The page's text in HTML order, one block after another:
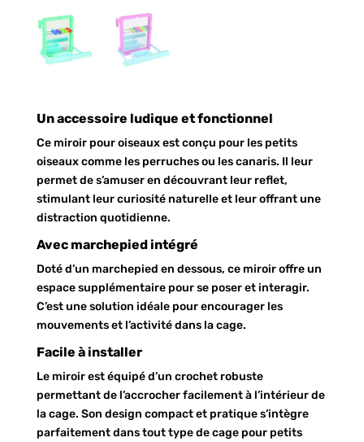
Un accessoire ludique et fonctionnel
Ce miroir pour oiseaux est conçu pour les petits
oiseaux comme les perruches ou les canaris. Il leur
permet de s’amuser en découvrant leur reflet,
stimulant leur curiosité naturelle et leur offrant une
distraction quotidienne.
Avec marchepied intégré
Doté d’un marchepied en dessous, ce miroir offre un
espace supplémentaire pour se poser et interagir.
C’est une solution idéale pour encourager les
mouvements et l’activité dans la cage.
Facile à installer
Le miroir est équipé d’un crochet robuste
permettant de l’accrocher facilement à l’intérieur de
la cage. Son design compact et pratique s’intègre
parfaitement dans tout type de cage pour petits